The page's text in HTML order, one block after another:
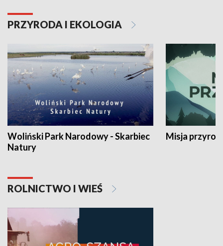
PRZYRODA I EKOLOGIA
Woliński Park Narodowy - Skarbiec
Natury
Misja
ROLNICTWO I WIEŚ